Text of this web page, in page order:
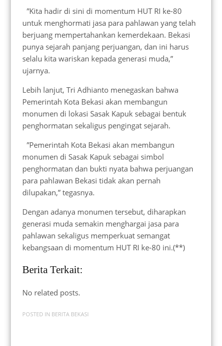
”Kita hadir di sini di momentum HUT RI ke-80
untuk menghormati jasa para pahlawan yang telah
berjuang mempertahankan kemerdekaan. Bekasi
punya sejarah panjang perjuangan, dan ini harus
selalu kita wariskan kepada generasi muda,”
ujarnya.
Lebih lanjut, Tri Adhianto menegaskan bahwa
Pemerintah Kota Bekasi akan membangun
monumen di lokasi Sasak Kapuk sebagai bentuk
penghormatan sekaligus pengingat sejarah.
”Pemerintah Kota Bekasi akan membangun
monumen di Sasak Kapuk sebagai simbol
penghormatan dan bukti nyata bahwa perjuangan
para pahlawan Bekasi tidak akan pernah
dilupakan,” tegasnya.
Dengan adanya monumen tersebut, diharapkan
generasi muda semakin menghargai jasa para
pahlawan sekaligus memperkuat semangat
kebangsaan di momentum HUT RI ke-80 ini.(**)
Berita Terkait:
No related posts.
POSTED IN BERITA BEKASI